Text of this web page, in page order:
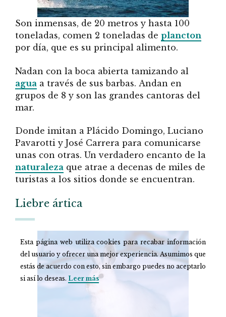
Son inmensas, de 20 metros y hasta 100
toneladas, comen 2 toneladas de plancton
por día, que es su principal alimento.
Nadan con la boca abierta tamizando al
agua a través de sus barbas. Andan en
grupos de 8 y son las grandes cantoras del
mar.
Donde imitan a Plácido Domingo, Luciano
Pavarotti y José Carrera para comunicarse
unas con otras. Un verdadero encanto de la
naturaleza que atrae a decenas de miles de
turistas a los sitios donde se encuentran.
Liebre ártica
Esta página web utiliza cookies para recabar información
del usuario y ofrecer una mejor experiencia. Asumimos que
estás de acuerdo con esto, sin embargo puedes no aceptarlo
si así lo deseas. Leer más